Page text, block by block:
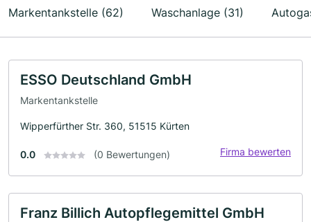
Markentankstelle (62) Waschanlage (31)
ESSO Deutschland GmbH
Markentankstelle
Wipperfürther Str. 360, 51515 Kürten
0.0 (0 Bewertungen) Firma bewerten
Franz Billich Autopflegemittel GmbH